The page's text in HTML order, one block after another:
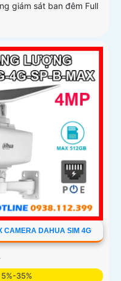
giám sát ban đêm Full
CAMERA DAHUA SIM 4G
35%